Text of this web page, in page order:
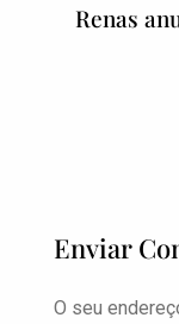
Renas
Enviar
O seu